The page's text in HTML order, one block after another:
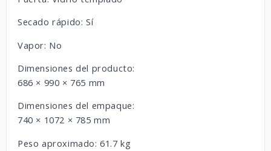
Secado rápido: Sí
Vapor: No
Dimensiones del producto:
686 × 990 × 765 mm
Dimensiones del empaque:
740 × 1072 × 785 mm
Peso aproximado: 61.7 kg